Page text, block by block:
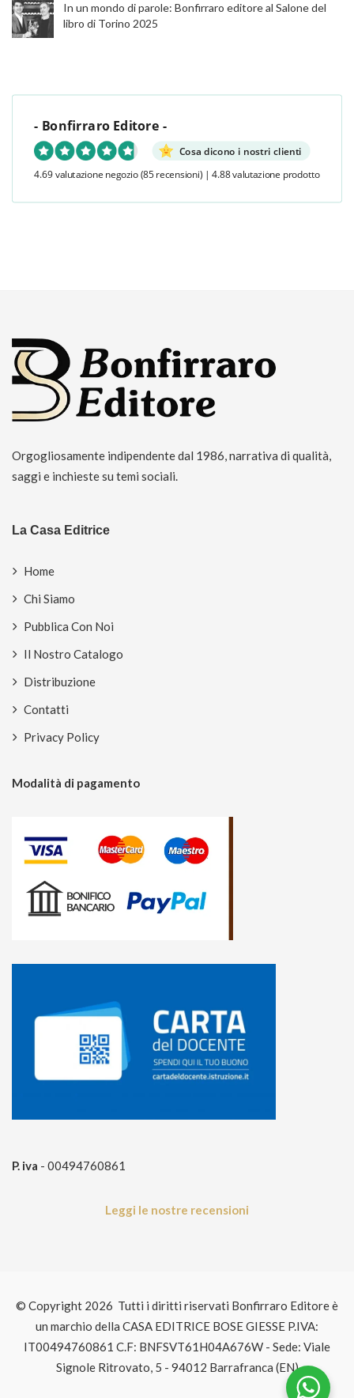
In un mondo di parole: Bonfirraro editore al Salone del
libro di Torino 2025
- Bonfirraro Editore -
Cosa dicono i nostri clienti
4.69 valutazione negozio (85 recensioni) | 4.88 valutazione prodotto
Orgogliosamente indipendente dal 1986, narrativa di qualità,
saggi e inchieste su temi sociali.
La Casa Editrice
Home
Chi Siamo
Pubblica Con Noi
Il Nostro Catalogo
Distribuzione
Contatti
Privacy Policy
Modalità di pagamento
P. iva - 00494760861
Leggi le nostre recensioni
© Copyright 2026 Tutti i diritti riservati Bonfirraro Editore è
un marchio della CASA EDITRICE BOSE GIESSE P.IVA:
IT00494760861 C.F: BNFSVT61H04A676W - Sede: Viale
Signole Ritrovato, 5 - 94012 Barrafranca (EN)